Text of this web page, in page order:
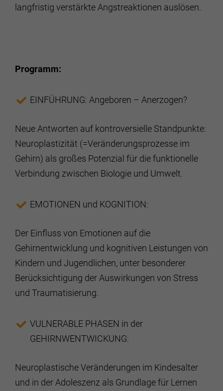
langfristig verstärkte Angstreaktionen auslösen.
Programm:
EINFÜHRUNG: Angeboren – Anerzogen?
Neue Antworten auf kontroversielle Standpunkte:
Neuroplastizität (=Veränderungsprozesse im
Gehirn) als großes Potenzial für die funktionelle
Verbindung zwischen Biologie und Umwelt.
EMOTIONEN und KOGNITION:
Der Einfluss von Emotionen auf die
Gehirnentwicklung und kognitiven Leistungen von
Kindern und Jugendlichen, unter besonderer
Berücksichtigung der Auswirkungen von Stress
und Traumatisierung.
VULNERABLE PHASEN in der
GEHIRNWENTWICKUNG:
Neuroplastische Veränderungen im Kindesalter
und in der Adoleszenz als Grundlage für Lernen